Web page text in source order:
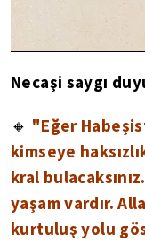
Necaşi saygı
🔸 "Eğer
kimseye
kral
yaşam vardır.
kurtuluş yolu